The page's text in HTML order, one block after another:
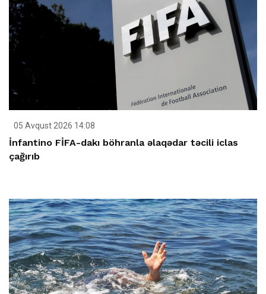
05 Avqust 2026 14:08
İnfantino FİFA-dakı böhranla əlaqədar təcili iclas
çağırıb